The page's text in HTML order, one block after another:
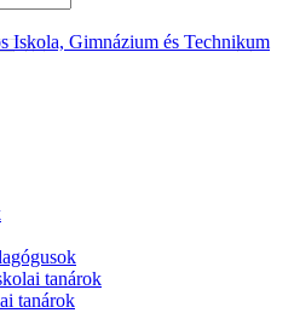
Iskola, Gimnázium és Technikum
tanárok
tanárok